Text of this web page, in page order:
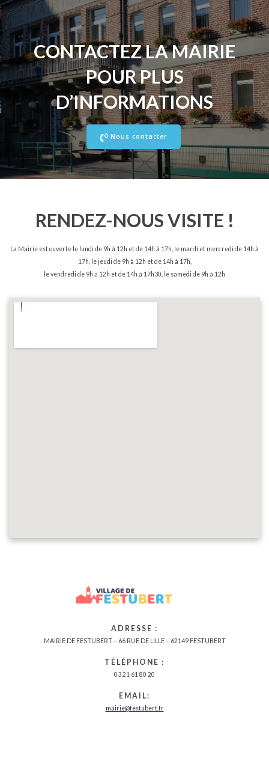
CONTACTEZ LA MAIRIE
POUR PLUS
D’INFORMATIONS
Nous contacter
RENDEZ-NOUS VISITE !
La Mairie est ouverte le lundi de 9h à 12h et de 14h à 17h, le mardi et mercredi de 14h à
17h, le jeudi de 9h à 12h et de 14h à 17h,
le vendredi de 9h à 12h et de 14h à 17h30, le samedi de 9h à 12h
ADRESSE :
MAIRIE DE FESTUBERT – 66 RUE DE LILLE – 62149 FESTUBERT
TÉLÉPHONE :
03 21 61 80 20
EMAIL:
mairie@festubert.fr